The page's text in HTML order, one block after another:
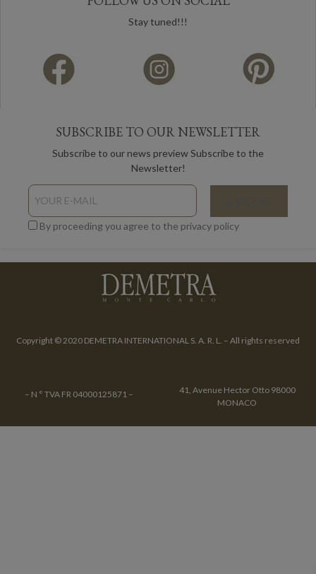
Stay tuned!!!
SUBSCRIBE TO OUR NEWSLETTER
Subscribe to our news preview Subscribe to the
Newsletter!
By proceeding you agree to the privacy policy
Copyright © 2020 DEMETRA INTERNATIONAL S. A. R. L. – All rights reserved
– N ° TVA FR 04000125871 –
41, Avenue Hector Otto 98000
MONACO